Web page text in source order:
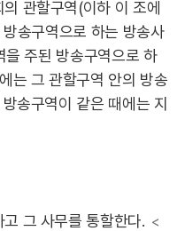
관할구역(이하 이 조에
송구역으로 하는 방송사
주된 방송구역으로 하
는 그 관할구역 안의 방송
송구역이 같은 때에는 지
그 사무를 통할한다. <